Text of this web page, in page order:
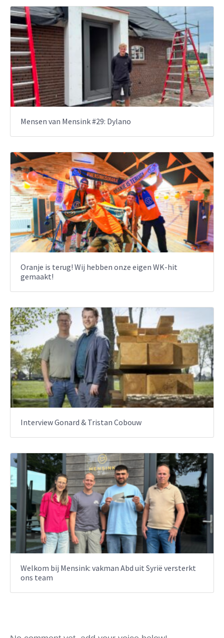
Mensen van Mensink #29: Dylano
Oranje is terug! Wij hebben onze eigen WK-hit
gemaakt!
Interview Gonard & Tristan Cobouw
Welkom bij Mensink: vakman Abd uit Syrië versterkt
ons team